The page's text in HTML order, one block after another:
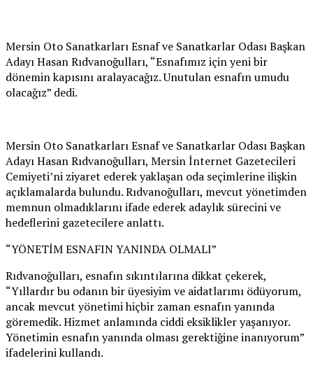
Mersin Oto Sanatkarları Esnaf ve Sanatkarlar Odası Başkan
Adayı Hasan Rıdvanoğulları, “Esnafımız için yeni bir
dönemin kapısını aralayacağız. Unutulan esnafın umudu
olacağız” dedi.
Mersin Oto Sanatkarları Esnaf ve Sanatkarlar Odası Başkan
Adayı Hasan Rıdvanoğulları, Mersin İnternet Gazetecileri
Cemiyeti’ni ziyaret ederek yaklaşan oda seçimlerine ilişkin
açıklamalarda bulundu. Rıdvanoğulları, mevcut yönetimden
memnun olmadıklarını ifade ederek adaylık sürecini ve
hedeflerini gazetecilere anlattı.
“YÖNETİM ESNAFIN YANINDA OLMALI”
Rıdvanoğulları, esnafın sıkıntılarına dikkat çekerek,
“Yıllardır bu odanın bir üyesiyim ve aidatlarımı ödüyorum,
ancak mevcut yönetimi hiçbir zaman esnafın yanında
göremedik. Hizmet anlamında ciddi eksiklikler yaşanıyor.
Yönetimin esnafın yanında olması gerektiğine inanıyorum”
ifadelerini kullandı.